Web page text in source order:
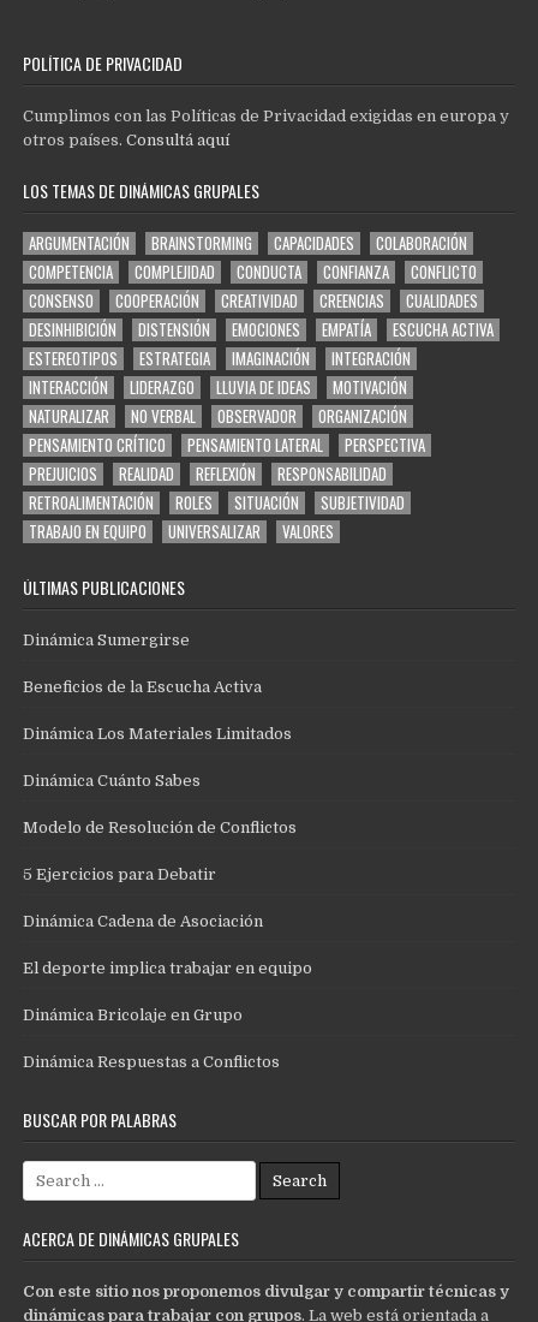
POLÍTICA DE PRIVACIDAD
Cumplimos con las Políticas de Privacidad exigidas en europa y
otros países.Consultá aquí
LOS TEMAS DE DINÁMICAS GRUPALES
ARGUMENTACIÓN BRAINSTORMING CAPACIDADES
COLABORACIÓN
COMPETENCIA
COMPLEJIDAD CONDUCTA CONFIANZA
CONFLICTO
CONSENSO
COOPERACIÓN CREATIVIDAD CREENCIAS
CUALIDADES
DESINHIBICIÓN
DISTENSIÓN EMOCIONES EMPATÍA
ESCUCHA ACTIVA
ESTEREOTIPOS
ESTRATEGIA IMAGINACIÓN
INTEGRACIÓN
INTERACCIÓN
LIDERAZGO LLUVIA DE IDEAS
MOTIVACIÓN
NATURALIZAR
NO VERBAL OBSERVADOR
ORGANIZACIÓN
PENSAMIENTO CRÍTICO
PENSAMIENTO LATERAL
PERSPECTIVA
PREJUICIOS
REALIDAD REFLEXIÓN
RESPONSABILIDAD
RETROALIMENTACIÓN
ROLES SITUACIÓN
SUBJETIVIDAD
TRABAJO EN EQUIPO
UNIVERSALIZAR VALORES
ÚLTIMAS PUBLICACIONES
Dinámica Sumergirse
Beneficios de la Escucha Activa
Dinámica Los Materiales Limitados
Dinámica Cuánto Sabes
Modelo de Resolución de Conflictos
5 Ejercicios para Debatir
Dinámica Cadena de Asociación
El deporte implica trabajar en equipo
Dinámica Bricolaje en Grupo
Dinámica Respuestas a Conflictos
BUSCAR POR PALABRAS
Search
for:
ACERCA DE DINÁMICAS GRUPALES
Con este sitio nos proponemos divulgar y compartir técnicas y
dinámicas para trabajar con grupos. La web está orientada a